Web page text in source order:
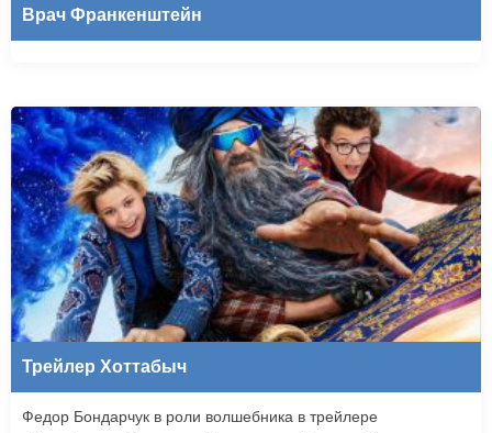
Врач Франкенштейн
Трейлер Хоттабыч
Федор Бондарчук в роли волшебника в трейлере